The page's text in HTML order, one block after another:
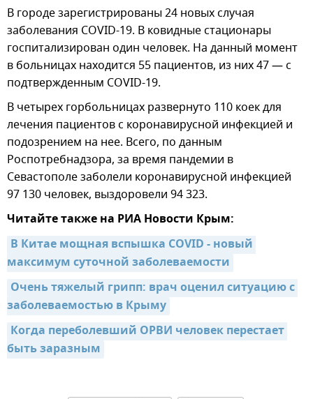
В городе зарегистрированы 24 новых случая
заболевания COVID-19. В ковидные стационары
госпитализирован один человек. На данный момент
в больницах находится 55 пациентов, из них 47 — с
подтвержденным COVID-19.
В четырех горбольницах развернуто 110 коек для
лечения пациентов с коронавирусной инфекцией и
подозрением на нее. Всего, по данным
Роспотребнадзора, за время пандемии в
Севастополе заболели коронавирусной инфекцией
97 130 человек, выздоровели 94 323.
Читайте также на РИА Новости Крым:
В Китае мощная вспышка COVID - новый
максимум суточной заболеваемости
Очень тяжелый грипп: врач оценил ситуацию с
заболеваемостью в Крыму
Когда переболевший ОРВИ человек перестает
быть заразным